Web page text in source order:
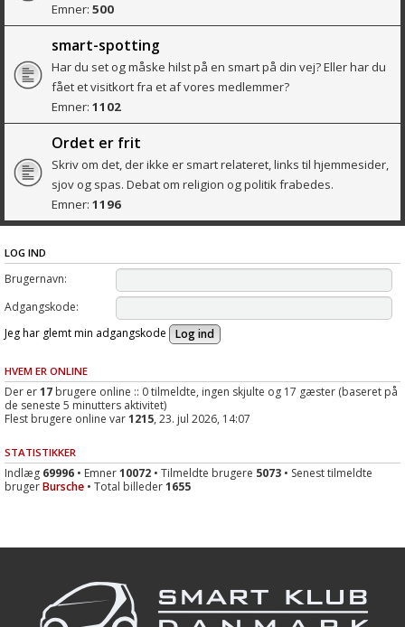
Emner: 500
smart-spotting
Har du set og måske hilst på en smart på din vej? Eller har du
fået et visitkort fra et af vores medlemmer?
Emner: 1102
Ordet er frit
Skriv om det, der ikke er smart relateret, links til hjemmesider,
sjov og spas. Debat om religion og politik frabedes.
Emner: 1196
LOG IND
Brugernavn:
Adgangskode:
Jeg har glemt min adgangskode
HVEM ER ONLINE
Der er17 brugere online :: 0 tilmeldte, ingen skjulte og 17 gæster (baseret på
de seneste 5 minutters aktivitet)
Flest brugere online var1215, 23. jul 2026, 14:07
STATISTIKKER
Indlæg 69996 • Emner10072 • Tilmeldte brugere 5073 • Senest tilmeldte
brugerBursche • Total billeder1655